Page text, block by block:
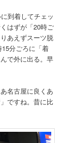
到着してチェッ
はずが「20時ご
あえずスーツ脱
分ごろに「着
で外に出る。早
名古屋に良くあ
ですね。昔に比